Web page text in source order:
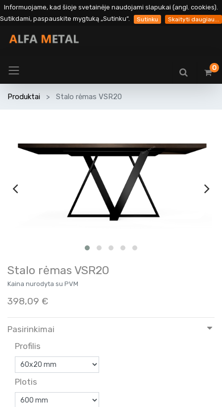
Informuojame, kad šioje svetainėje naudojami slapukai (angl. cookies).
Sutikdami, paspauskite mygtuką „Sutinku“.
Sutinku Skaityti daugiau...
0
Produktai Stalo rėmas VSR20
Stalo rėmas VSR20
Kaina nurodyta su PVM
398,09 €
Pasirinkimai
Profilis
Plotis